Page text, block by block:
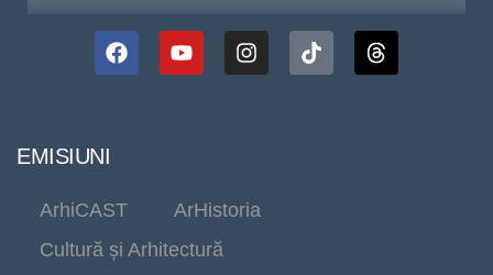
EMISIUNI
ArhiCAST
ArHistoria
Cultură și Arhitectură